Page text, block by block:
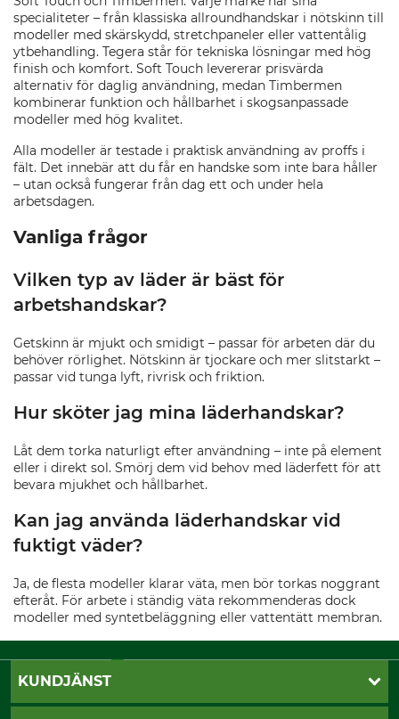
specialiteter – från klassiska allroundhandskar i nötskinn till
modeller med skärskydd, stretchpaneler eller vattentålig
ytbehandling. Tegera står för tekniska lösningar med hög
finish och komfort. Soft Touch levererar prisvärda
alternativ för daglig användning, medan Timbermen
kombinerar funktion och hållbarhet i skogsanpassade
modeller med hög kvalitet.
Alla modeller är testade i praktisk användning av proffs i
fält. Det innebär att du får en handske som inte bara håller
– utan också fungerar från dag ett och under hela
arbetsdagen.
Vanliga frågor
Vilken typ av läder är bäst för
arbetshandskar?
Getskinn är mjukt och smidigt – passar för arbeten där du
behöver rörlighet. Nötskinn är tjockare och mer slitstarkt –
passar vid tunga lyft, rivrisk och friktion.
Hur sköter jag mina läderhandskar?
Låt dem torka naturligt efter användning – inte på element
eller i direkt sol. Smörj dem vid behov med läderfett för att
bevara mjukhet och hållbarhet.
Kan jag använda läderhandskar vid
fuktigt väder?
Ja, de flesta modeller klarar väta, men bör torkas noggrant
efteråt. För arbete i ständig väta rekommenderas dock
modeller med syntetbeläggning eller vattentätt membran.
KUNDJÄNST